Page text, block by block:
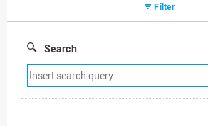
Filter
Search
Remove
search
filter